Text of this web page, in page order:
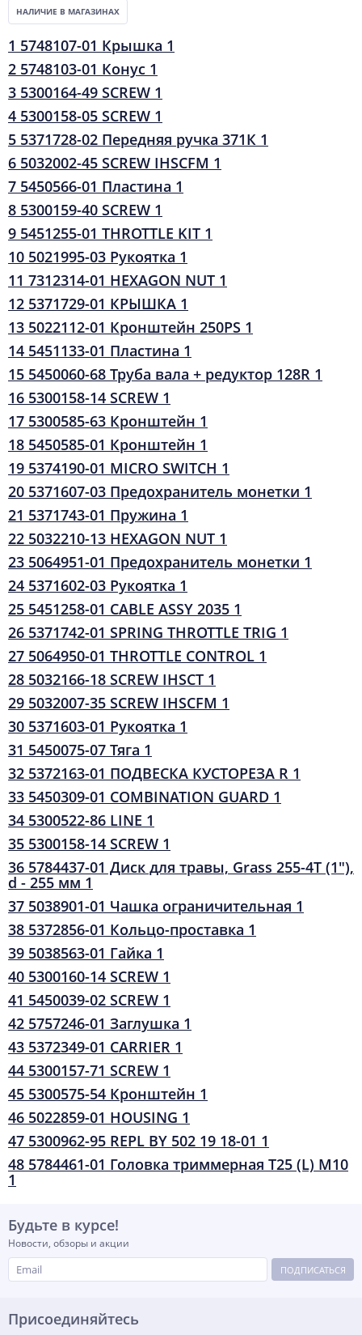
НАЛИЧИЕ В МАГАЗИНАХ
1 5748107-01 Крышка 1
2 5748103-01 Конус 1
3 5300164-49 SCREW 1
4 5300158-05 SCREW 1
5 5371728-02 Передняя ручка 371К 1
6 5032002-45 SCREW IHSCFM 1
7 5450566-01 Пластина 1
8 5300159-40 SCREW 1
9 5451255-01 THROTTLE KIT 1
10 5021995-03 Рукоятка 1
11 7312314-01 HEXAGON NUT 1
12 5371729-01 КРЫШКА 1
13 5022112-01 Кронштейн 250PS 1
14 5451133-01 Пластина 1
15 5450060-68 Труба вала + редуктор 128R 1
16 5300158-14 SCREW 1
17 5300585-63 Кронштейн 1
18 5450585-01 Кронштейн 1
19 5374190-01 MICRO SWITCH 1
20 5371607-03 Предохранитель монетки 1
21 5371743-01 Пружина 1
22 5032210-13 HEXAGON NUT 1
23 5064951-01 Предохранитель монетки 1
24 5371602-03 Рукоятка 1
25 5451258-01 CABLE ASSY 2035 1
26 5371742-01 SPRING THROTTLE TRIG 1
27 5064950-01 THROTTLE CONTROL 1
28 5032166-18 SCREW IHSCT 1
29 5032007-35 SCREW IHSCFM 1
30 5371603-01 Рукоятка 1
31 5450075-07 Тяга 1
32 5372163-01 ПОДВЕСКА КУСТОРЕЗА R 1
33 5450309-01 COMBINATION GUARD 1
34 5300522-86 LINE 1
35 5300158-14 SCREW 1
36 5784437-01 Диск для травы, Grass 255-4Т (1"),
d - 255 мм 1
37 5038901-01 Чашка ограничительная 1
38 5372856-01 Кольцо-проставка 1
39 5038563-01 Гайка 1
40 5300160-14 SCREW 1
41 5450039-02 SCREW 1
42 5757246-01 Заглушка 1
43 5372349-01 CARRIER 1
44 5300157-71 SCREW 1
45 5300575-54 Кронштейн 1
46 5022859-01 HOUSING 1
47 5300962-95 REPL BY 502 19 18-01 1
48 5784461-01 Головка триммерная T25 (L) M10
1
Будьте в курсе!
Новости, обзоры и акции
ПОДПИСАТЬСЯ
Присоединяйтесь